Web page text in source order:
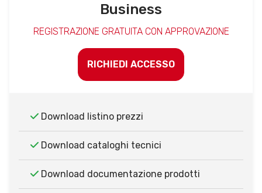
Business
REGISTRAZIONE GRATUITA CON APPROVAZIONE
RICHIEDI ACCESSO
Download listino prezzi
Download cataloghi tecnici
Download documentazione prodotti